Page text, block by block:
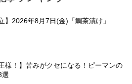
】2026年8月7日(金)「鯛茶漬け」
様！】苦みがクセになる！ピーマンの
選